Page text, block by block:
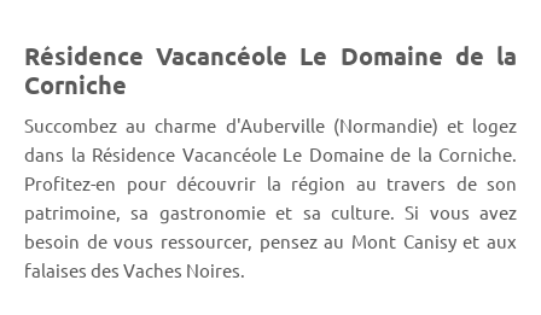
Résidence Vacancéole Le Domaine de la
Corniche
Succombez au charme d'Auberville (Normandie) et logez
dans la Résidence Vacancéole Le Domaine de la Corniche.
Profitez-en pour découvrir la région au travers de son
patrimoine, sa gastronomie et sa culture. Si vous avez
besoin de vous ressourcer, pensez au Mont Canisy et aux
falaises des Vaches Noires.